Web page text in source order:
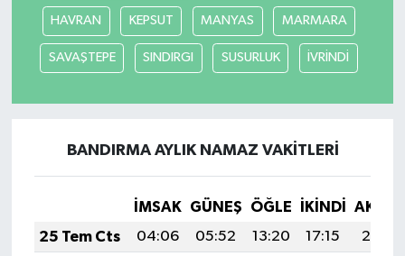
HAVRAN KEPSUT MANYAS MARMARA
SAVAŞTEPE SINDIRGI SUSURLUK İVRİNDİ
BANDIRMA AYLIK NAMAZ VAKITLERI
İMSAK GÜNEŞ ÖĞLE İKINDI
25 Tem Cts
04:06 05:52 13:20 17:15
20:37